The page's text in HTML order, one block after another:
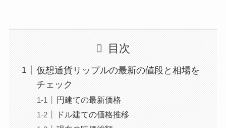
目次
仮想通貨リップルの最新の値段と相場を
チェック
円建ての最新価格
ドル建ての価格推移